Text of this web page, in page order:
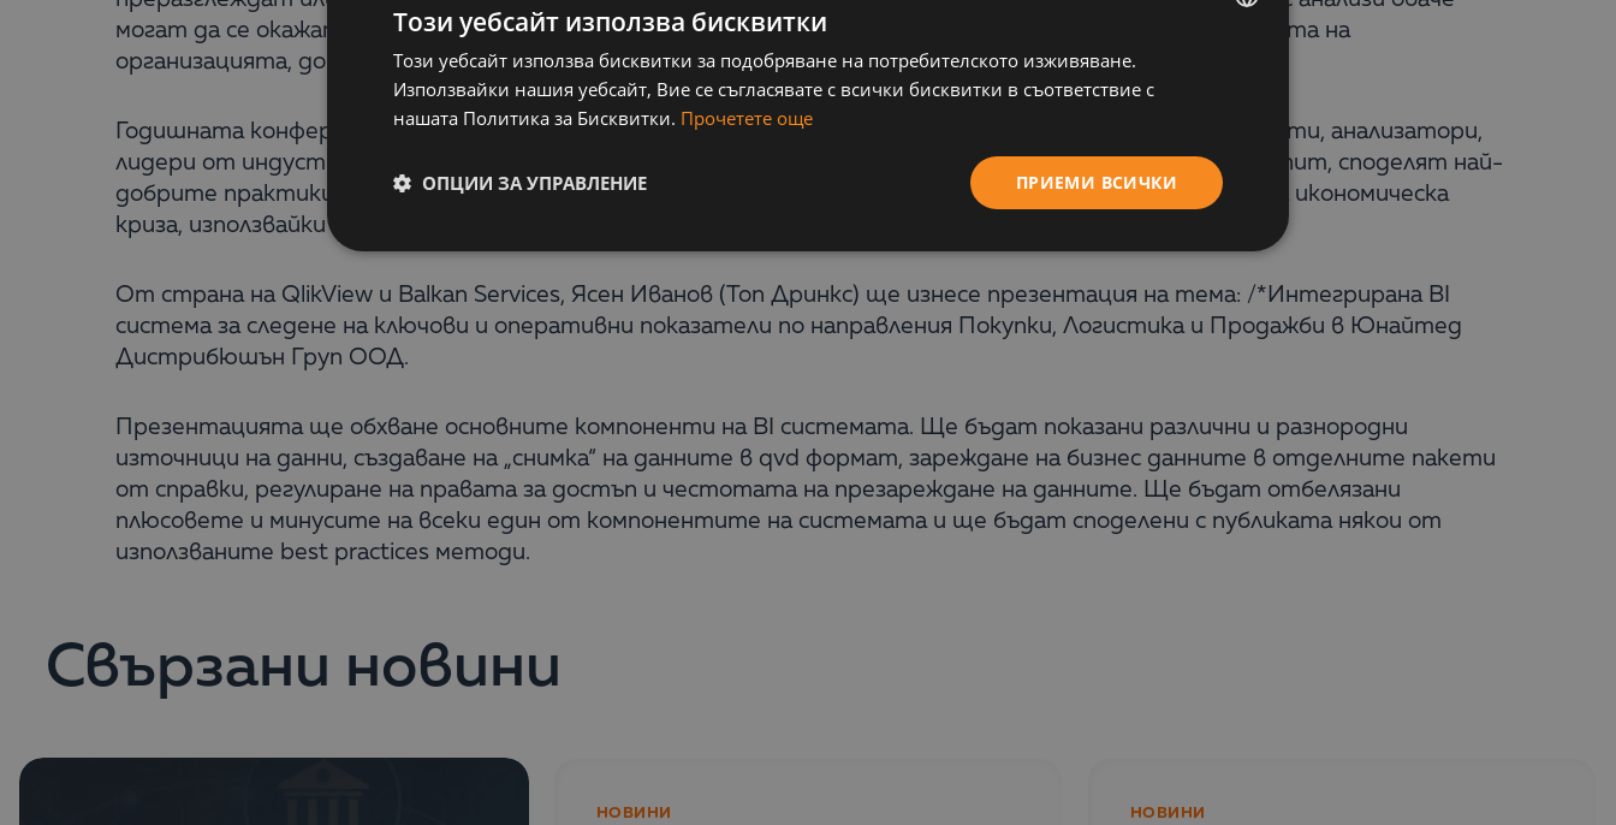
могат да се окажат ключови за вземането на правилни решения и за запазването на жизнеспособността на
организацията, дори за постигане на конкурентно предимство.
Годишната конференция на IDC Business Intelligence Roadshow събира на едно място независими експерти, анализатори,
лидери от индустрията и крайнипотребители за да дискутират последните тенденции, обменят опит, споделят най-
добрите практики и потърсят заедно начини за справяне с неблагоприятното влияние на глобалната икономическа
криза, използвайки съществуващите и развиващите се технологии.
От страна на QlikView и Balkan Services, Ясен Иванов (Топ Дринкс) ще изнесе презентация на тема: /*Интегрирана BI
система за следене на ключови и оперативни показатели по направления Покупки, Логистика и Продажби в Юнайтед
Дистрибюшън Груп ООД.
Презентацията ще обхване основните компоненти на BI системата. Ще бъдат показани различни и разнородни
източници на данни, създаване на „снимка“ на данните в qvd формат, зареждане на бизнес данните в отделните пакети
от справки, регулиране на правата за достъп и честотата на презареждане на данните. Ще бъдат отбелязани
плюсовете и минусите на всеки един от компонентите на системата и ще бъдат споделени с публиката някои от
използваните best practices методи.
Свързани новини
НОВИНИ НОВИНИ
Този уебсайт използва бисквитки
Този уебсайт използва бисквитки за подобряване на потребителското изживяване.
Използвайки нашия уебсайт, Вие се съгласявате с всички бисквитки в съответствие с
нашата Политика за Бисквитки. Прочетете още
ПРИЕМИ ВСИЧКИ
ОПЦИИ ЗА УПРАВЛЕНИЕ